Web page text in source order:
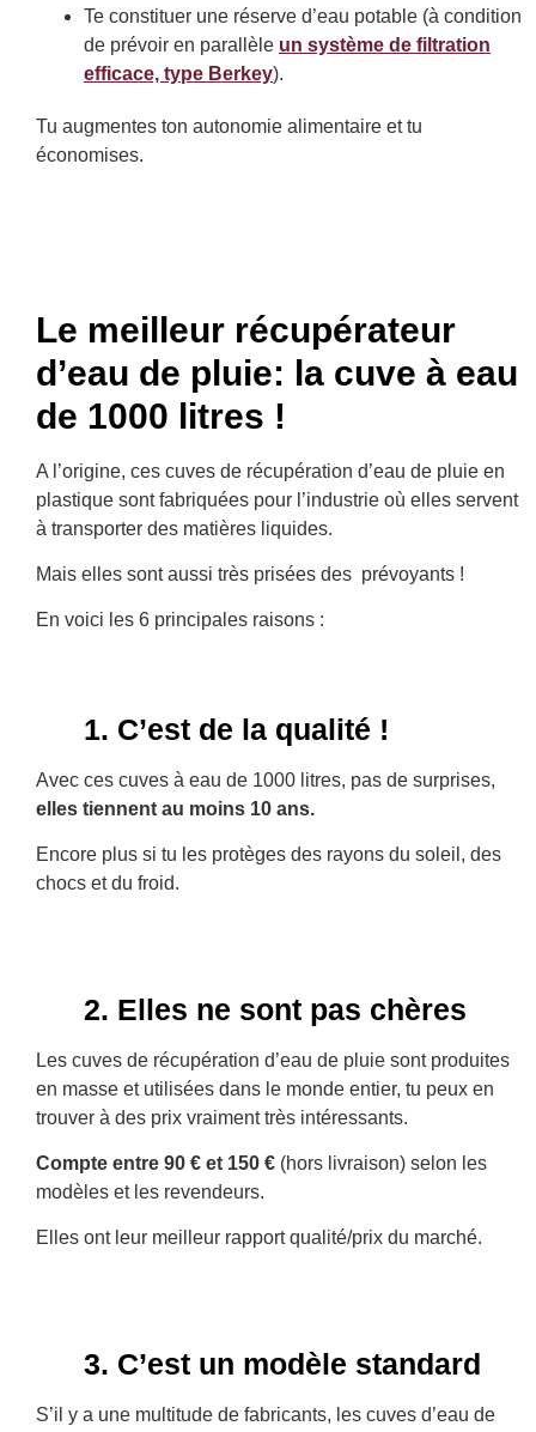
Te constituer une réserve d’eau potable (à condition
de prévoir en parallèle un système de filtration
efficace, type Berkey).
Tu augmentes ton autonomie alimentaire et tu
économises.
Le meilleur récupérateur
d’eau de pluie: la cuve à eau
de 1000 litres !
A l’origine, ces cuves de récupération d’eau de pluie en
plastique sont fabriquées pour l’industrie où elles servent
à transporter des matières liquides.
Mais elles sont aussi très prisées des prévoyants !
En voici les 6 principales raisons :
1. C’est de la qualité !
Avec ces cuves à eau de 1000 litres, pas de surprises,
elles tiennent au moins 10 ans.
Encore plus si tu les protèges des rayons du soleil, des
chocs et du froid.
2. Elles ne sont pas chères
Les cuves de récupération d’eau de pluie sont produites
en masse et utilisées dans le monde entier, tu peux en
trouver à des prix vraiment très intéressants.
Compte entre 90 € et 150 € (hors livraison) selon les
modèles et les revendeurs.
Elles ont leur meilleur rapport qualité/prix du marché.
3. C’est un modèle standard
S’il y a une multitude de fabricants, les cuves d’eau de